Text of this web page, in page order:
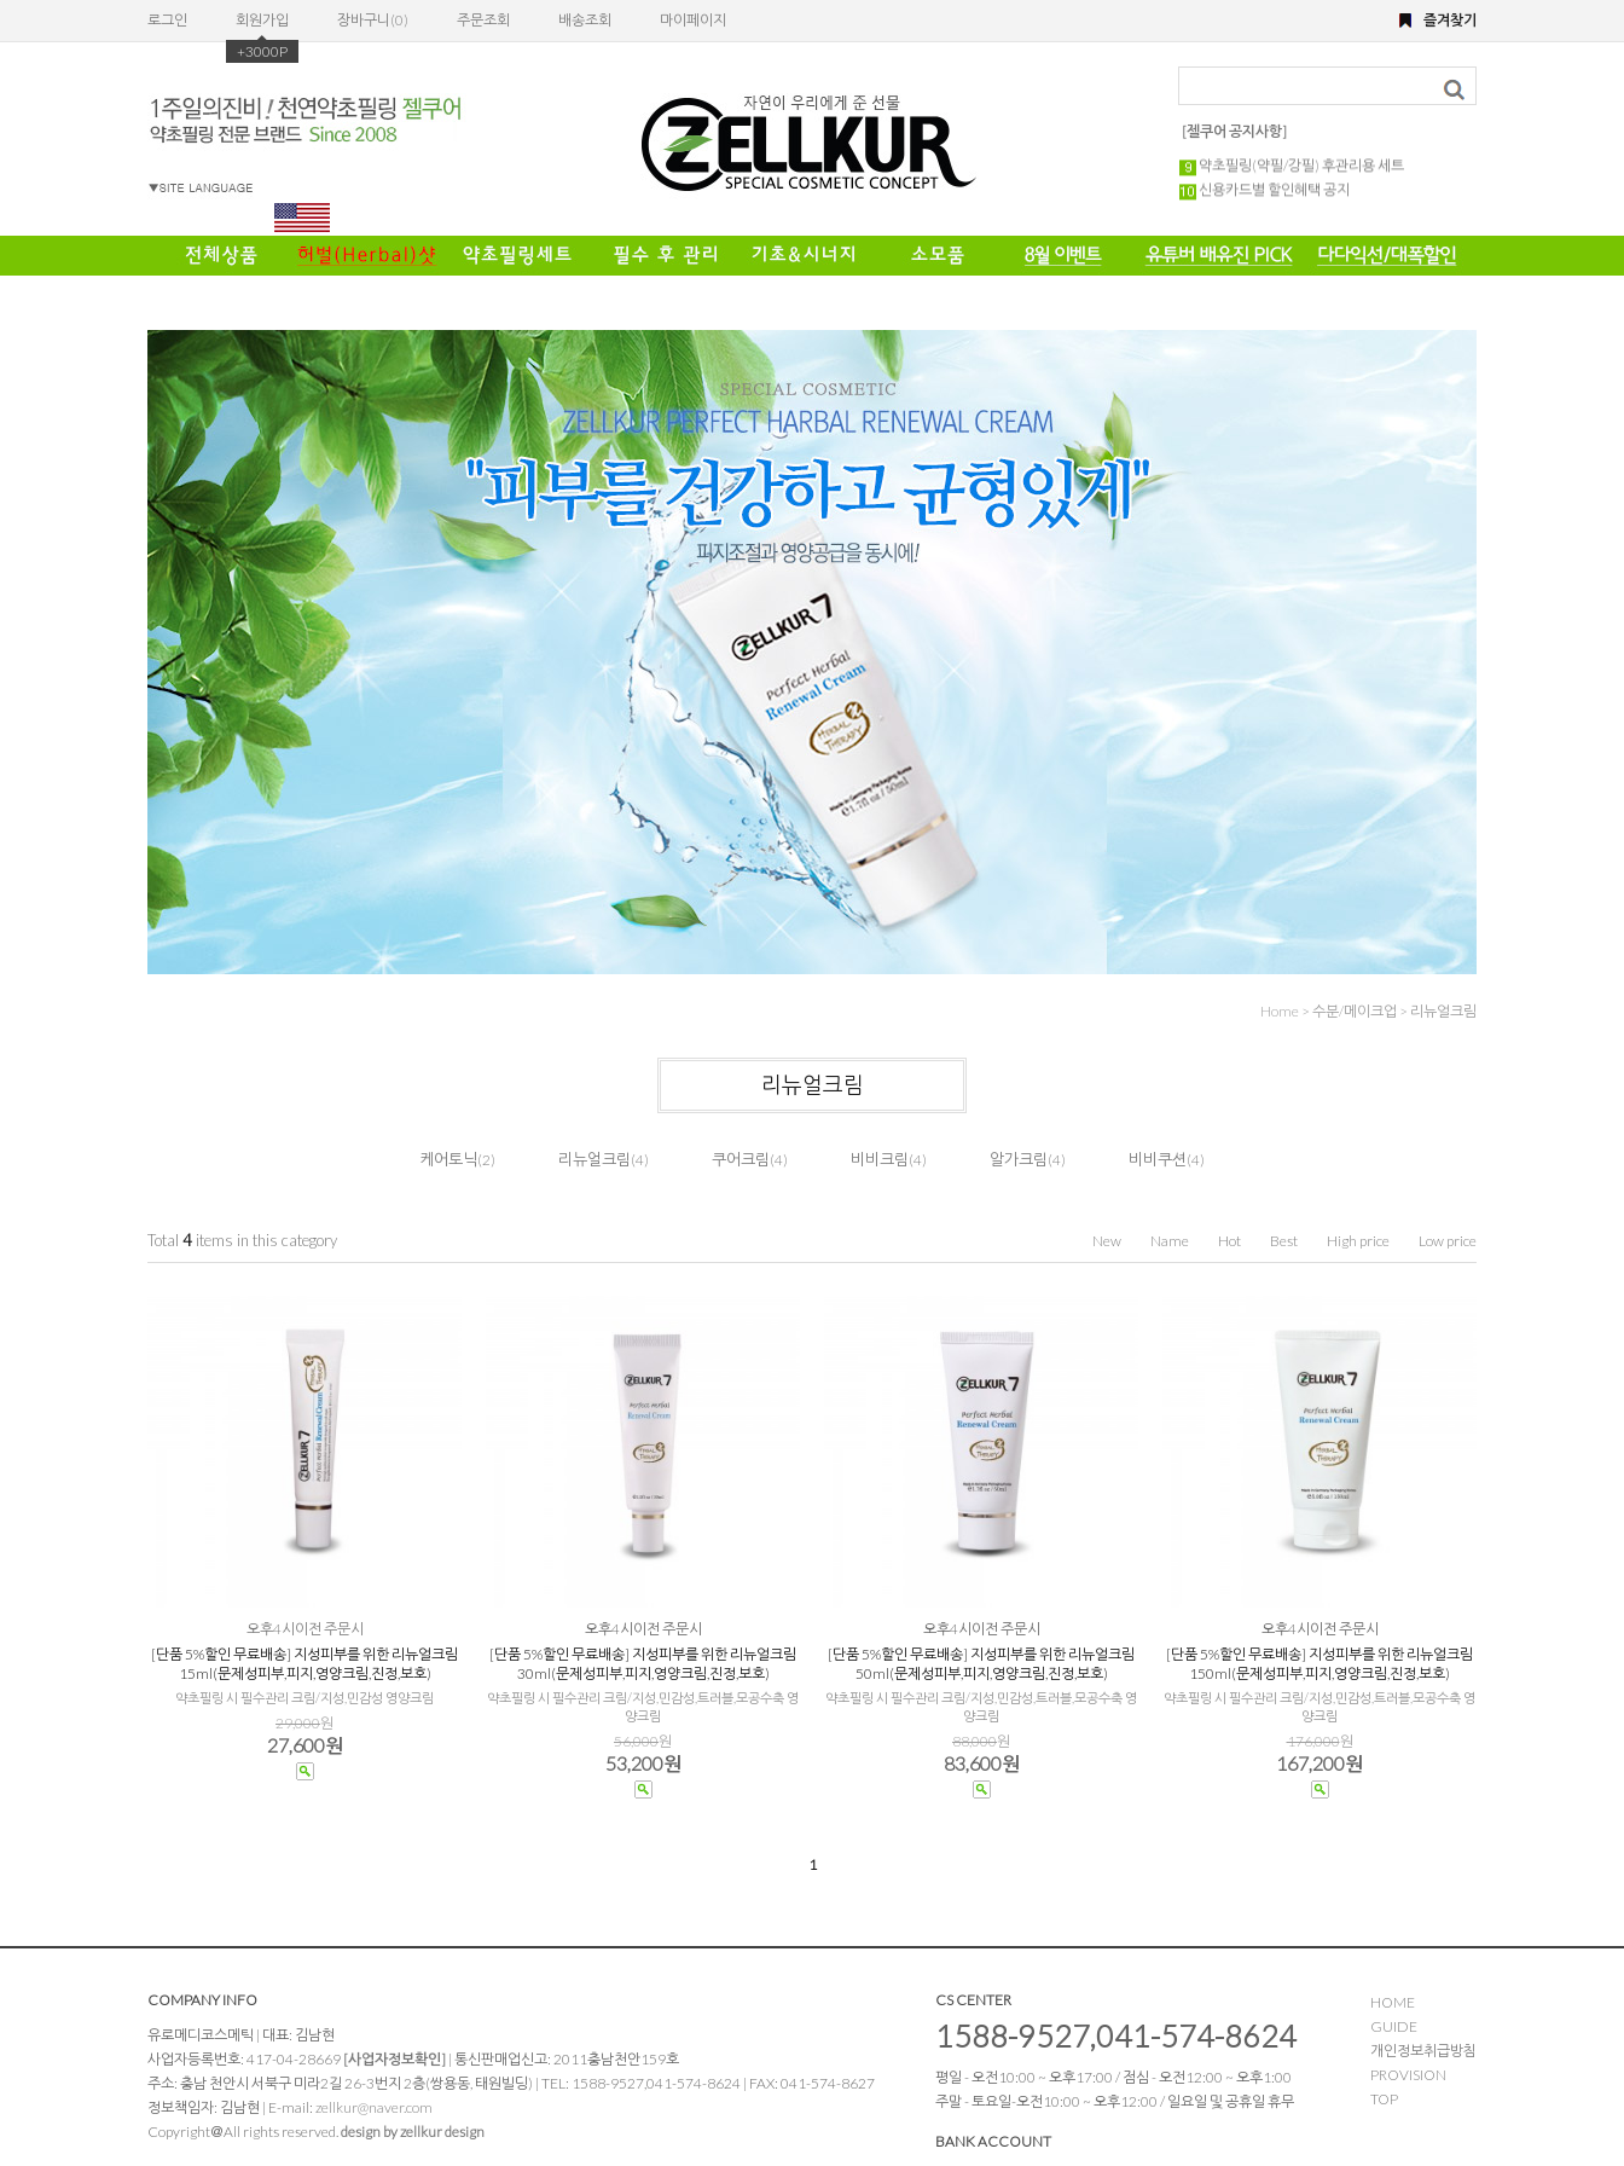
[젤쿠어 공지사항]
8월 이벤트공지
약초필링 1회용 세트
약초필링(약필/강필) 후관리용 세트
신용카드별 할인혜택 공지
로그인
회원가입
+3000P
장바구니(0) 주문조회 배송조회 마이페이지 즐겨찾기
Home > 수분/메이크업 > 리뉴얼크림
리뉴얼크림
케어토닉(2) 리뉴얼크림 (4) 쿠어크림 (4) 비비크림 (4) 알가크림 (4) 비비쿠션 (4)
Total 4 items in this category New Name Hot Best High price Low price
오후4시이전 주문시
[단품 5%할인 무료배송] 지성피부를 위한 리뉴얼크림
15ml(문제성피부,피지,영양크림,진정,보호)
약초필링 시 필수관리 크림/지성,민감성 영양크림
29,000원
27,600원
오후4시이전 주문시
[단품 5%할인 무료배송] 지성피부를 위한 리뉴얼크림
30ml(문제성피부,피지,영양크림,진정,보호)
약초필링 시 필수관리 크림/지성,민감성,트러블,모공수축 영
양크림
56,000원
53,200원
오후4시이전 주문시
[단품 5%할인 무료배송] 지성피부를 위한 리뉴얼크림
50ml(문제성피부,피지,영양크림,진정,보호)
약초필링 시 필수관리 크림/지성,민감성,트러블,모공수축 영
양크림
88,000원
83,600원
오후4시이전 주문시
[단품 5%할인 무료배송] 지성피부를 위한 리뉴얼크림
150ml(문제성피부,피지,영양크림,진정,보호)
약초필링 시 필수관리 크림/지성,민감성,트러블,모공수축 영
양크림
176,000원
167,200원
1
COMPANY INFO
유로메디코스메틱 | 대표: 김남현
사업자등록번호: 417-04-28669 [사업자정보확인] | 통신판매업신고: 2011충남천안159호
주소: 충남 천안시 서북구 미라2길 26-3번지 2층(쌍용동, 태원빌딩) | TEL: 1588-9527,041-574-8624 | FAX: 041-574-8627
정보책임자: 김남현 | E-mail: zellkur@naver.com
Copyright＠All rights reserved.design by zellkur design
CS CENTER
1588-9527,041-574-8624
평일 - 오전10:00 ~ 오후17:00 / 점심 - 오전12:00 ~ 오후1:00
주말 - 토요일-오전10:00 ~ 오후12:00 / 일요일 및 공휴일 휴무
BANK ACCOUNT
HOME
GUIDE
개인정보취급방침
PROVISION
TOP